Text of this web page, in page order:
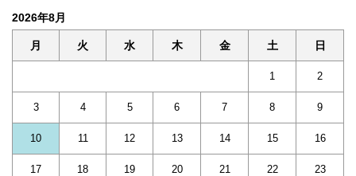
2026年8月
月 火 水 木 金 土 日
1 2
3 4 5 6 7 8 9
10 11 12 13 14 15 16
17 18 19 20 21 22 23